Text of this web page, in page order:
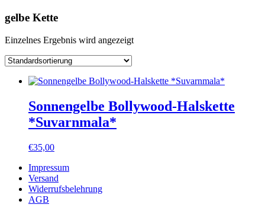
gelbe Kette
Einzelnes Ergebnis wird angezeigt
Sonnengelbe Bollywood-Halskette
*Suvarnmala*
€35,00
Impressum
Versand
Widerrufsbelehrung
AGB